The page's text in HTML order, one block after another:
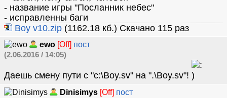
- название игры "Посланник небес"
- исправленны баги
Boy v10.zip (1162.18 кб.) Скачано 115 раз
ewo [Off] пост
(2.06.2016 / 14:05)
Даешь смену пути с "c:\Boy.sv" на ".\Boy.sv"!
Dinisimys [Off] пост